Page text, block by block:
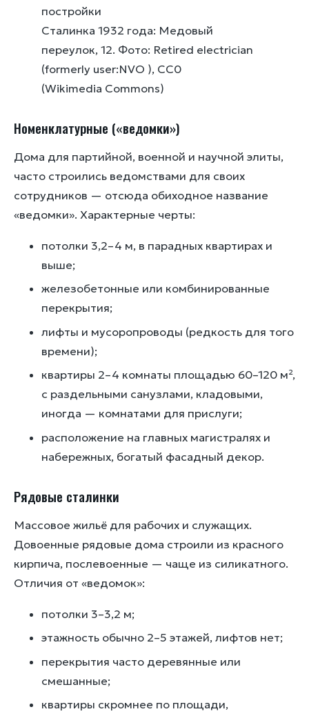
Сталинка 1932 года: Медовый
переулок, 12. Фото: Retired electrician
(formerly user:NVO ), CC0
(Wikimedia Commons)
Номенклатурные («ведомки»)
Дома для партийной, военной и научной элиты,
часто строились ведомствами для своих
сотрудников — отсюда обиходное название
«ведомки». Характерные черты:
потолки 3,2–4 м, в парадных квартирах и
выше;
железобетонные или комбинированные
перекрытия;
лифты и мусоропроводы (редкость для того
времени);
квартиры 2–4 комнаты площадью 60–120 м²,
с раздельными санузлами, кладовыми,
иногда — комнатами для прислуги;
расположение на главных магистралях и
набережных, богатый фасадный декор.
Рядовые сталинки
Массовое жильё для рабочих и служащих.
Довоенные рядовые дома строили из красного
кирпича, послевоенные — чаще из силикатного.
Отличия от «ведомок»:
потолки 3–3,2 м;
этажность обычно 2–5 этажей, лифтов нет;
перекрытия часто деревянные или
смешанные;
квартиры скромнее по площади,